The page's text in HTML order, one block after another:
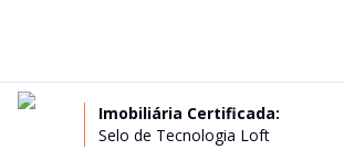
Imobiliária Certificada:
Selo de Tecnologia Loft